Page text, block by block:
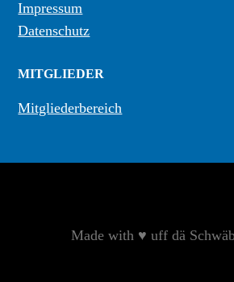
Impressum
Datenschutz
MITGLIEDER
Mitgliederbereich
Made with ♥︎ uff dä